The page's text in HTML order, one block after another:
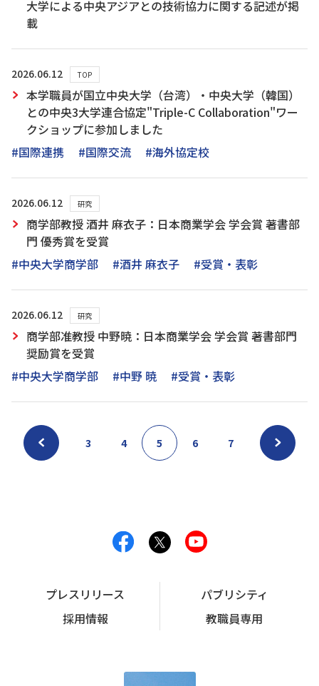
大学による中央アジアとの技術協力に関する記述が掲
載
2026.06.12 TOP
本学職員が国立中央大学（台湾）・中央大学（韓国）
との中央3大学連合協定"Triple-C Collaboration"ワー
クショップに参加しました
#国際連携
#国際交流 #海外協定校
2026.06.12 研究
商学部教授 酒井 麻衣子：日本商業学会 学会賞 著書部
門 優秀賞を受賞
#中央大学商学部
#酒井 麻衣子 #受賞・表彰
2026.06.12 研究
商学部准教授 中野暁：日本商業学会 学会賞 著書部門
奨励賞を受賞
#中央大学商学部
#中野 暁 #受賞・表彰
3 4 5 6 7
プレスリリース
パブリシティ
採用情報
教職員専用